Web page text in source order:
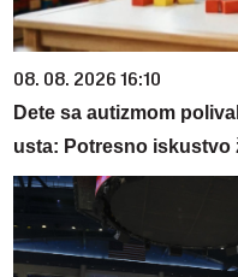
08. 08. 2026 16:10
Dete sa autizmom
usta: Potresno iskustvo